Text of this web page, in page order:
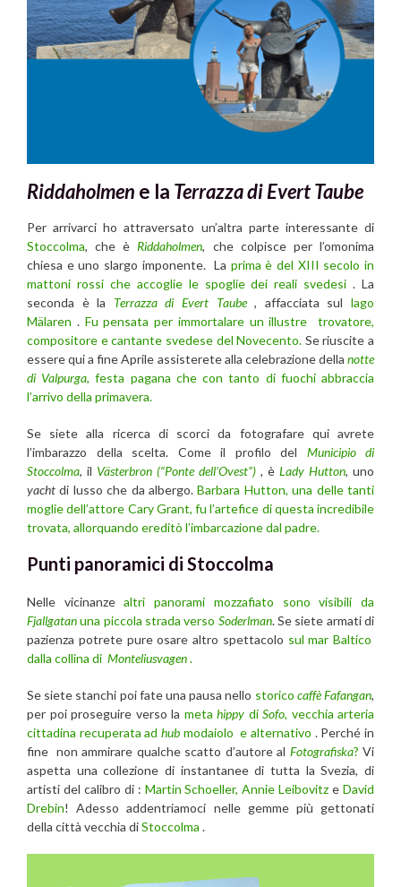
Riddaholmen e la Terrazza di Evert Taube
Per arrivarci ho attraversato un’altra parte interessante di
Stoccolma, che è Riddaholmen, che colpisce per l’omonima
chiesa e uno slargo imponente. La prima è del XIII secolo in
mattoni rossi che accoglie le spoglie dei reali svedesi . La
seconda è la Terrazza di Evert Taube, affacciata sullago
Mälaren . Fu pensata per immortalare un illustre trovatore,
compositore e cantante svedese del Novecento. Se riuscite a
essere qui a fine Aprile assisterete alla celebrazione della notte
di Valpurga, festa pagana che con tanto di fuochi abbraccia
l’arrivo della primavera.
Se siete alla ricerca di scorci da fotografare qui avrete
l’imbarazzo della scelta. Come il profilo del Municipio di
Stoccolma, il Västerbron (“Ponte dell’Ovest”) , è Lady Hutton, uno
yacht di lusso che da albergo.Barbara Hutton, una delle tanti
moglie dell’attore Cary Grant, fu l’artefice di questa incredibile
trovata, allorquando ereditò l’imbarcazione dal padre.
Punti panoramici di Stoccolma
Nelle vicinanzealtri panorami mozzafiato sono visibili da
Fjallgatanuna piccola strada verso Soderlman. Se siete armati di
pazienza potrete pure osare altro spettacolo sul mar Baltico
dalla collina di Monteliusvagen.
Se siete stanchi poi fate una pausa nello storico caffè Fafangan,
per poi proseguire verso la meta hippy di Sofo, vecchia arteria
cittadina recuperata ad hub modaiolo e alternativo . Perché in
fine non ammirare qualche scatto d’autore al Fotografiska? Vi
aspetta una collezione di instantanee di tutta la Svezia, di
artisti del calibro di : Martin Schoeller, Annie Leibovitz eDavid
Drebin! Adesso addentriamoci nelle gemme più gettonati
della città vecchia diStoccolma .